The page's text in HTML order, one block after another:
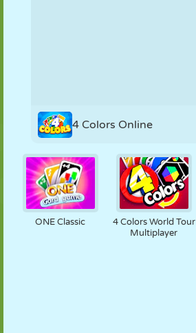
4 Colors Online
ONE Classic
4 Colors World Tour
Multiplayer